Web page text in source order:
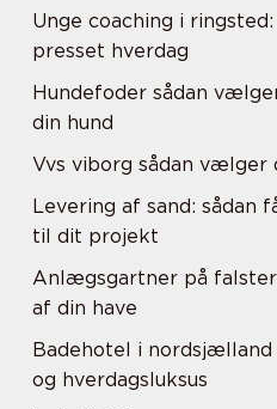
Unge coaching i
presset hverdag
Hundefoder sådan
din hund
Vvs viborg sådan
Levering af sand: sådan
til dit projekt
Anlægsgartner på falster
af din have
Badehotel i
og hverdagsluksus